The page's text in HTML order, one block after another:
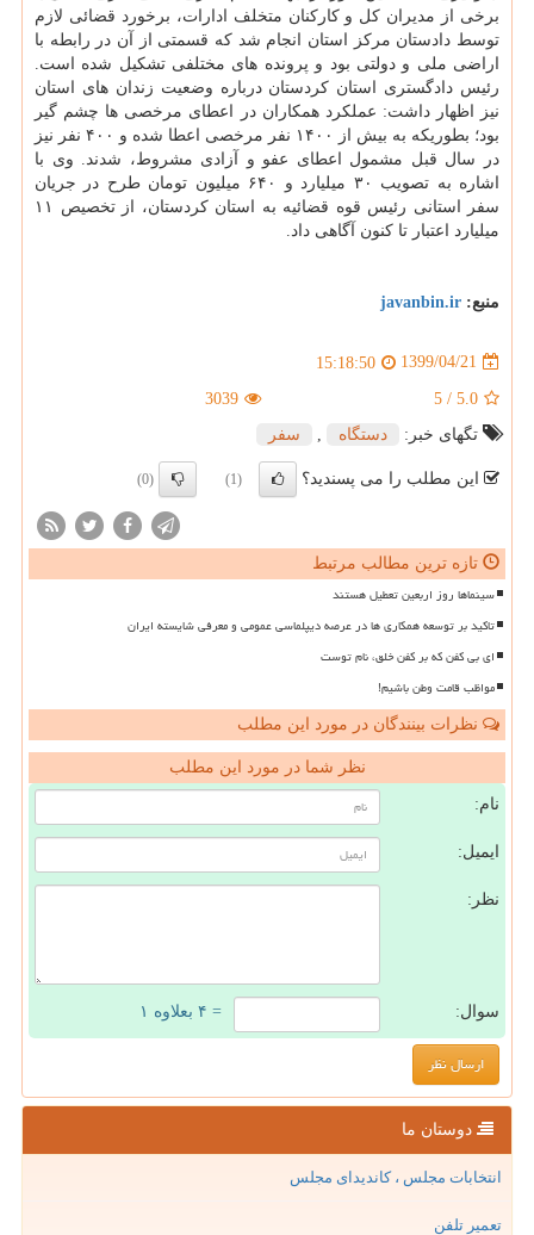
برخی از مدیران کل و کارکنان متخلف ادارات، برخورد قضائی لازم
توسط دادستان مرکز استان انجام شد که قسمتی از آن در رابطه با
اراضی ملی و دولتی بود و پرونده های مختلفی تشکیل شده است.
رئیس دادگستری استان کردستان درباره وضعیت زندان های استان
نیز اظهار داشت: عملکرد همکاران در اعطای مرخصی ها چشم گیر
بود؛ بطوریکه به بیش از ۱۴۰۰ نفر مرخصی اعطا شده و ۴۰۰ نفر نیز
در سال قبل مشمول اعطای عفو و آزادی مشروط، شدند. وی با
اشاره به تصویب ۳۰ میلیارد و ۶۴۰ میلیون تومان طرح در جریان
سفر استانی رئیس قوه قضائیه به استان کردستان، از تخصیص ۱۱
میلیارد اعتبار تا کنون آگاهی داد.
منبع: javanbin.ir
1399/04/21
15:18:50
5.0
/
5
3039
تگهای خبر:
دستگاه سفر
این مطلب را می پسندید؟ (1)
(0)
تازه ترین مطالب مرتبط
سینماها روز اربعین تعطیل هستند
تاکید بر توسعه همکاری ها در عرصه دیپلماسی عمومی و معرفی شایسته ایران
ای بی کفن که بر کفن خلق، نام توست
مواظب قامت وطن باشیم!
نظرات بینندگان در مورد این مطلب
نظر شما در مورد این مطلب
نام:
ایمیل:
نظر:
سوال: = ۴ بعلاوه ۱
دوستان ما
انتخابات مجلس ، کاندیدای مجلس
تعمیر تلفن